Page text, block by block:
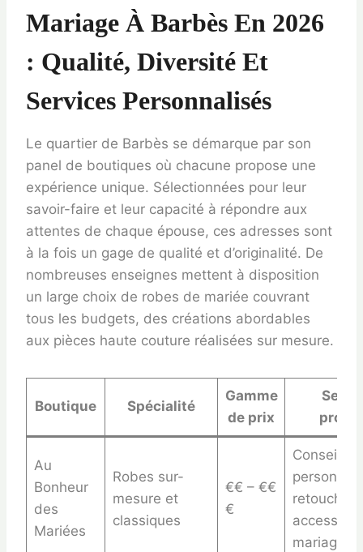
Mariage À Barbès En 2026
: Qualité, Diversité Et
Services Personnalisés
Le quartier de Barbès se démarque par son
panel de boutiques où chacune propose une
expérience unique. Sélectionnées pour leur
savoir-faire et leur capacité à répondre aux
attentes de chaque épouse, ces adresses sont
à la fois un gage de qualité et d’originalité. De
nombreuses enseignes mettent à disposition
un large choix de robes de mariée couvrant
tous les budgets, des créations abordables
aux pièces haute couture réalisées sur mesure.
Boutique Spécialité
Gamme
de prix
Au
Bonheur
des
Mariées
Robes sur-
mesure et
classiques
€€ – €€
€
Conseils
retouches,
mariage